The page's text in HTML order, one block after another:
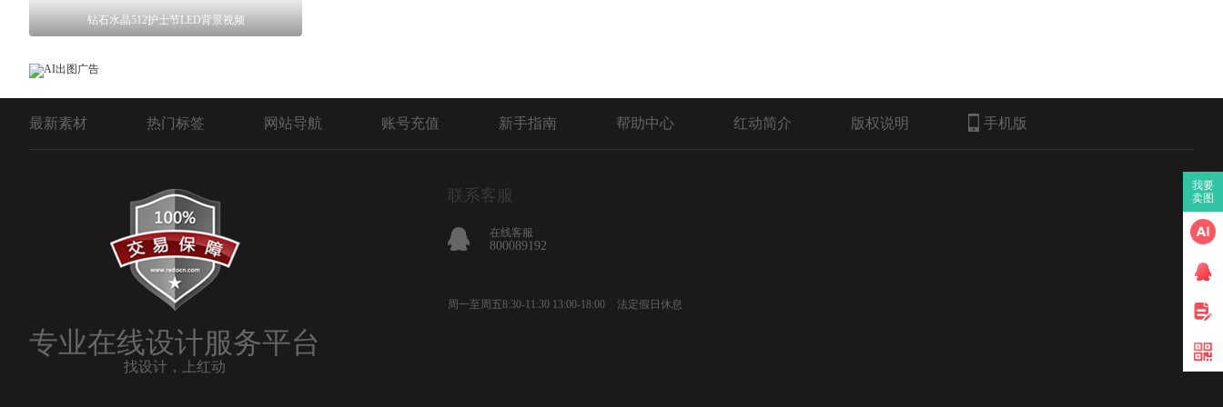
钻石水晶512护士节LED背景视频
最新素材 热门标签 网站导航 账号充值 新手指南 帮助中心 红动简介 版权说明 手机版
专业在线设计服务平台
找设计，上红动
联系客服
在线客服
800089192
周一至周五8:30-11:30 13:00-18:00 法定假日休息
我要
卖图